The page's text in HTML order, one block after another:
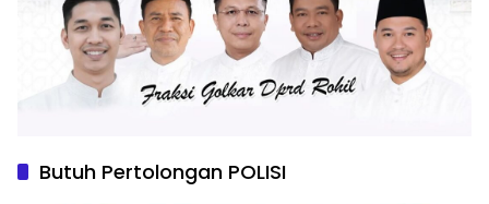
Butuh Pertolongan POLISI